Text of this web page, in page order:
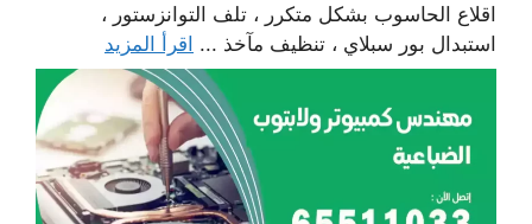
اقلاع الحاسوب بشكل متكرر ، تلف التوانزستور ،
استبدال بور سبلاي ، تنظيف مآخذ ... اقرأ المزيد